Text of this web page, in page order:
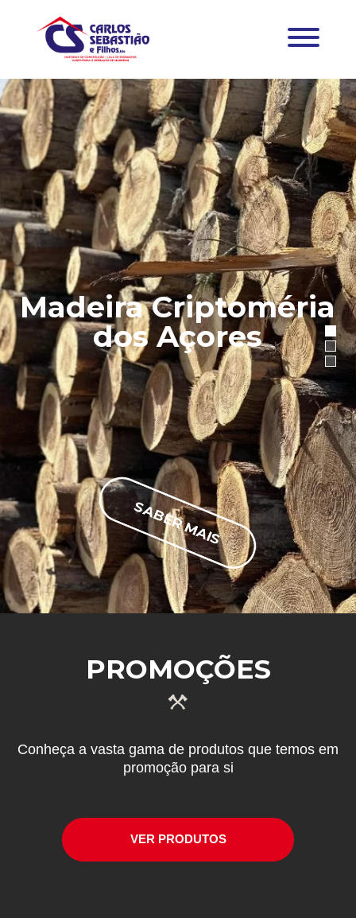
Madeira Criptoméria
dos Açores
SABER MAIS
PROMOÇÕES
Conheça a vasta gama de produtos que temos em
promoção para si
VER PRODUTOS